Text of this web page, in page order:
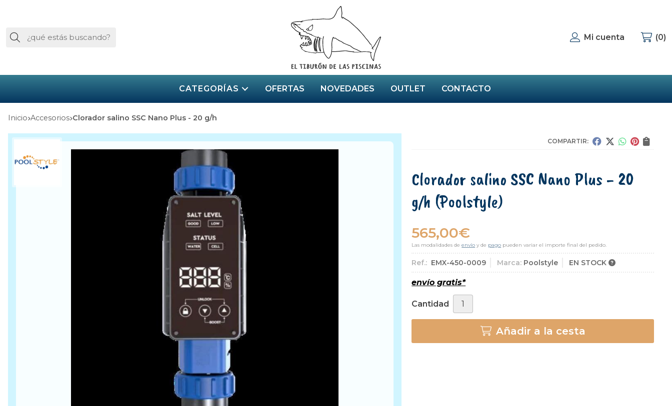
Buscar Mi cuenta 0
CATEGORÍAS OFERTAS NOVEDADES OUTLET CONTACTO
Inicio accesorios Clorador salino SSC Nano Plus - 20 g/h
COMPARTIR:
Clorador salino SSC Nano Plus - 20
g/h (Poolstyle)
565,00€
Las modalidades deenvío y de pago pueden variar el importe final del pedido.
Ref.: EMX-450-0009 Marca: Poolstyle EN STOCK
envío gratis*
Cantidad
Añadir a la cesta